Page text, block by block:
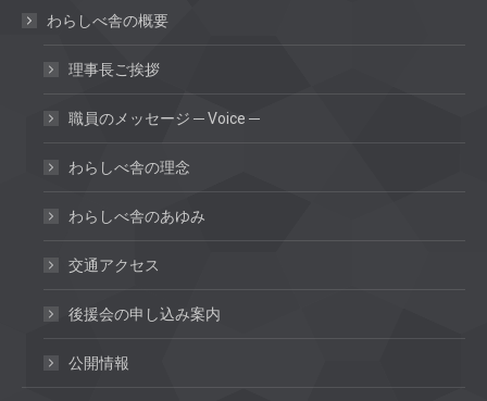
わらしべ舎の概要
理事長ご挨拶
職員のメッセージ ─ Voice ─
わらしべ舎の理念
わらしべ舎のあゆみ
交通アクセス
後援会の申し込み案内
公開情報